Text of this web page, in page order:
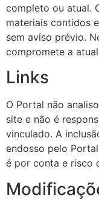
completo ou atual.
materiais contidos
sem aviso prévio.
compromete a
Links
O Portal não
site e não é
vinculado. A
endosso pelo
é por conta e risco